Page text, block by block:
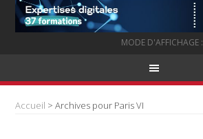
MODE D'AFFICHAGE :
Accueil > Archives pour Paris VI